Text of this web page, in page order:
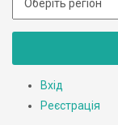
Вхід
Реєстрація